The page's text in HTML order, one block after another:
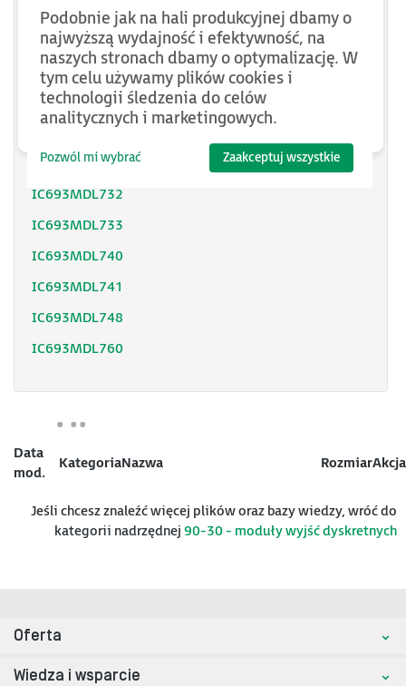
IC693MDL742
IC693MDL752
IC693MDL753
IC693MDL930
IC693MDL730
IC693MDL731
IC693MDL732
IC693MDL733
IC693MDL740
IC693MDL741
IC693MDL748
IC693MDL760
Data
mod.
KategoriaNazwa RozmiarAkcja
Jeśli chcesz znaleźć więcej plików oraz bazy wiedzy, wróć do
kategorii nadrzędnej 90-30 - moduły wyjść dyskretnych
Oferta
Wiedza i wsparcie
Podobnie jak na hali produkcyjnej dbamy o
najwyższą wydajność i efektywność, na
naszych stronach dbamy o optymalizację. W
tym celu używamy plików cookies i
technologii śledzenia do celów
analitycznych i marketingowych.
Pozwól mi wybrać Zaakceptuj wszystkie